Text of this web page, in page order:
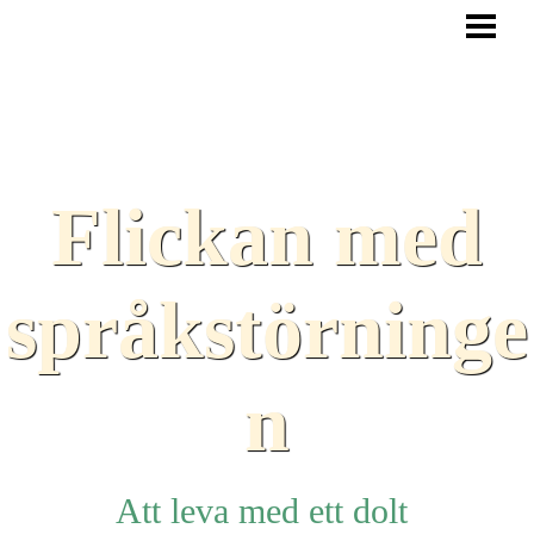
HJÄLPMEDEL
LÄNKAR
Flickan med
språkstörninge
n
Att leva med ett dolt